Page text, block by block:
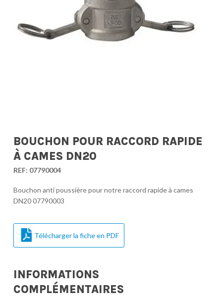
BOUCHON POUR RACCORD RAPIDE
À CAMES DN20
REF: 07790004
Bouchon anti poussière pour notre raccord rapide à cames
DN20 07790003
Télécharger la fiche en PDF
INFORMATIONS
COMPLÉMENTAIRES